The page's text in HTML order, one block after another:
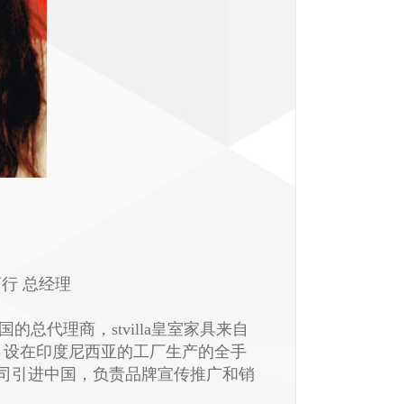
总经理
总代理商，stvilla皇室家具来自
在印度尼西亚的工厂生产的全手
引进中国，负责品牌宣传推广和销